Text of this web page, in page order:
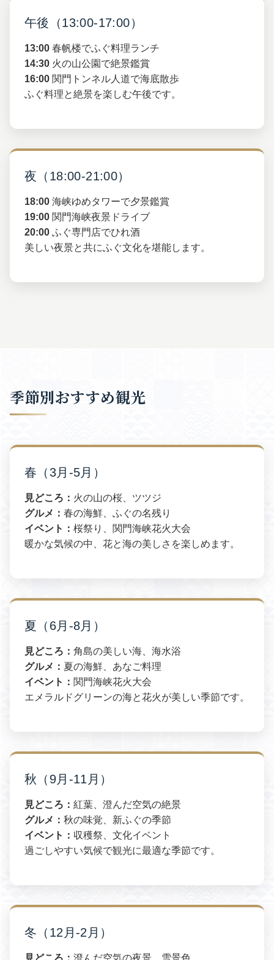
午後（13:00-17:00）
13:00 春帆楼でふぐ料理ランチ
14:30 火の山公園で絶景鑑賞
16:00 関門トンネル人道で海底散歩
ふぐ料理と絶景を楽しむ午後です。
夜（18:00-21:00）
18:00 海峡ゆめタワーで夕景鑑賞
19:00 関門海峡夜景ドライブ
20:00 ふぐ専門店でひれ酒
美しい夜景と共にふぐ文化を堪能します。
季節別おすすめ観光
春（3月-5月）
見どころ： 火の山の桜、ツツジ
グルメ： 春の海鮮、ふぐの名残り
イベント： 桜祭り、関門海峡花火大会
暖かな気候の中、花と海の美しさを楽しめます。
夏（6月-8月）
見どころ： 角島の美しい海、海水浴
グルメ： 夏の海鮮、あなご料理
イベント： 関門海峡花火大会
エメラルドグリーンの海と花火が美しい季節です。
秋（9月-11月）
見どころ： 紅葉、澄んだ空気の絶景
グルメ： 秋の味覚、新ふぐの季節
イベント： 収穫祭、文化イベント
過ごしやすい気候で観光に最適な季節です。
冬（12月-2月）